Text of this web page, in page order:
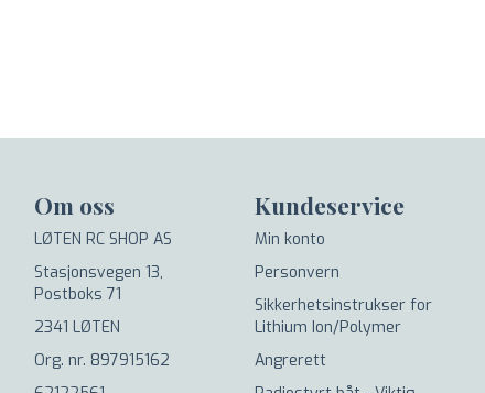
Om oss
LØTEN RC SHOP AS
Stasjonsvegen 13,
Postboks 71
2341 LØTEN
Org. nr. 897915162
Kundeservice
Min konto
Personvern
Sikkerhetsinstrukser for
Lithium Ion/Polymer
Angrerett